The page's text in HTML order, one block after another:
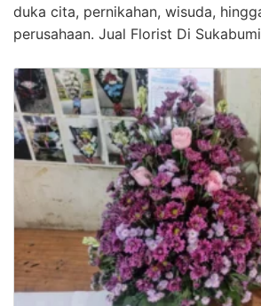
duka cita, pernikahan, wisuda,
perusahaan. Jual Florist Di